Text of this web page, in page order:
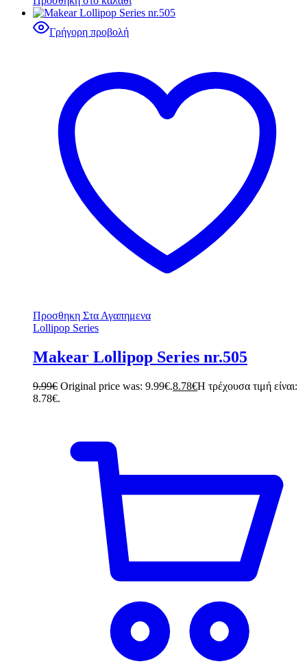
Γρήγορη προβολή
Προσθηκη Στα Αγαπημενα
Lollipop Series
Makear Lollipop Series nr.505
9.99€ Original price was: 9.99€.8.78€Η τρέχουσα τιμή είναι:
8.78€.